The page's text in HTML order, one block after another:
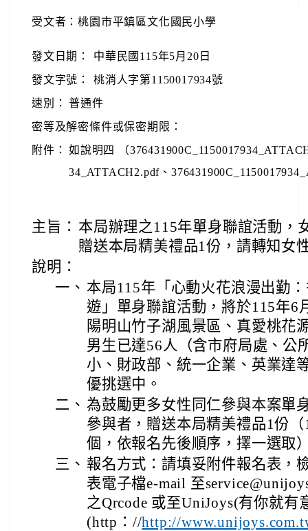
受文者：桃園市平鎮區文化國民小學
發文日期：
中華民國115年5月20日
發文字號：
桃消人字第1150017934號
速別： 普通件
密等及解密條件或保密期限：
附件： 如說明四 （
34_ATTACH2.pdf、
主旨： 本局辦理之115年單身聯誼活動，
贈送本局精美禮品1份，請轉知女
說明：
一、 本局115年「心動火花浪漫出勤
遊」單身聯誼活動，將於115年6
陽明山竹子湖風景區、真愛桃花
男生已達56人（含市府局處、公
小、財政部、統一企業、英業達
優挑選中。
二、 為鼓勵更多女性同仁參與本案單
參與者，贈送本局精美禮品1份
個，依報名先後順序，擇一選取
三、 報名方式：請填妥附件報名表，
表電子檔e-mail 至
之Qrcode 或至UniJoys(有你就
(http：//http://